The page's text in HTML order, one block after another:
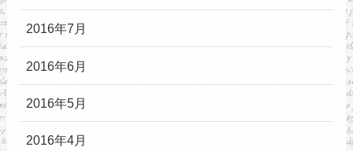
2016年7月
2016年6月
2016年5月
2016年4月